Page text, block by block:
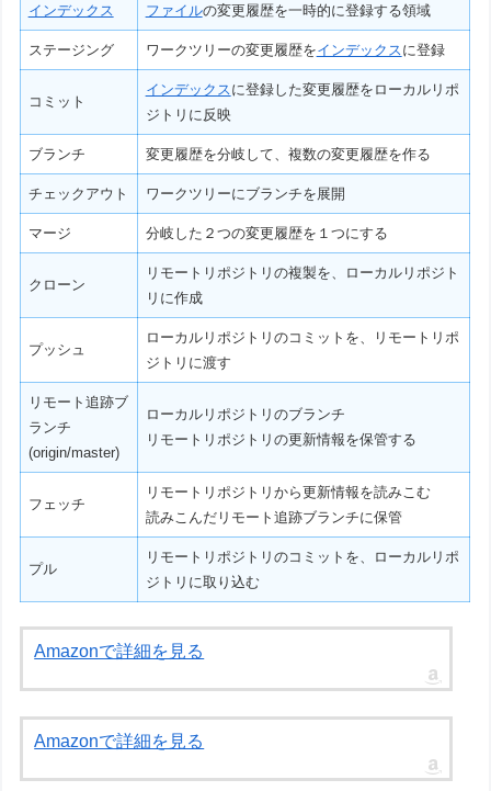
インデックス ファイルの変更履歴を一時的に登録する領域
ステージング ワークツリーの変更履歴をインデックス に登録
コミット
インデックス に登録した変更履歴をローカルリポ
ジトリに反映
ブランチ 変更履歴を分岐して、複数の変更履歴を作る
チェックアウト ワークツリーにブランチを展開
マージ 分岐した２つの変更履歴を１つにする
クローン
リモートリポジトリの複製を、ローカルリポジト
リに作成
プッシュ
ローカルリポジトリのコミットを、リモートリポ
ジトリに渡す
リモート追跡ブ
ランチ
(origin/master)
ローカルリポジトリのブランチ
リモートリポジトリの更新情報を保管する
フェッチ
リモートリポジトリから更新情報を読みこむ
読みこんだリモート追跡ブランチに保管
プル
リモートリポジトリのコミットを、ローカルリポ
ジトリに取り込む
Amazonで詳細を見る
Amazonで詳細を見る